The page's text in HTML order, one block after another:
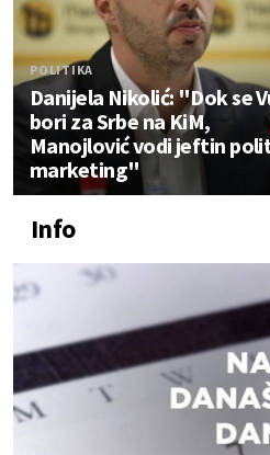
POLITIKA
Danijela Nikolić: "Dok se
bori za Srbe na KiM,
Manojlović vodi jeftin
marketing"
Info